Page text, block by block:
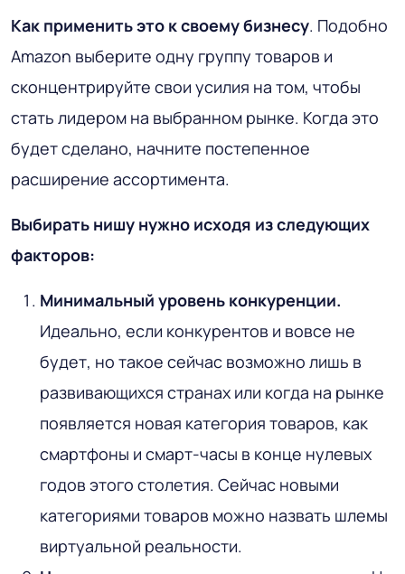
Как применить это к своему бизнесу. Подобно
Amazon выберите одну группу товаров и
сконцентрируйте свои усилия на том, чтобы
стать лидером на выбранном рынке. Когда это
будет сделано, начните постепенное
расширение ассортимента.
Выбирать нишу нужно исходя из следующих
факторов:
Минимальный уровень конкуренции.
Идеально, если конкурентов и вовсе не
будет, но такое сейчас возможно лишь в
развивающихся странах или когда на рынке
появляется новая категория товаров, как
смартфоны и смарт-часы в конце нулевых
годов этого столетия. Сейчас новыми
категориями товаров можно назвать шлемы
виртуальной реальности.